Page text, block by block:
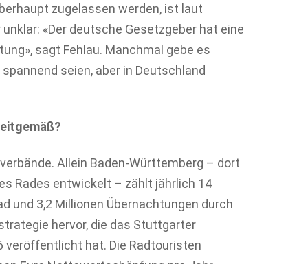
zugelassen werden, ist laut
«Der deutsche Gesetzgeber hat eine
sagt Fehlau. Manchmal gebe es
seien, aber in Deutschland
Allein Baden-Württemberg – dort
Rades entwickelt – zählt jährlich 14
und 3,2 Millionen Übernachtungen durch
hervor, die das Stuttgarter
veröffentlicht hat. Die Radtouristen